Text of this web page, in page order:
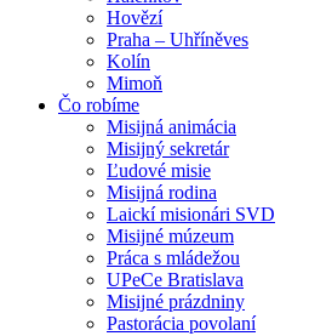
Hovězí
Praha – Uhříněves
Kolín
Mimoň
Čo robíme
Misijná animácia
Misijný sekretár
Ľudové misie
Misijná rodina
Laickí misionári SVD
Misijné múzeum
Práca s mládežou
UPeCe Bratislava
Misijné prázdniny
Pastorácia povolaní